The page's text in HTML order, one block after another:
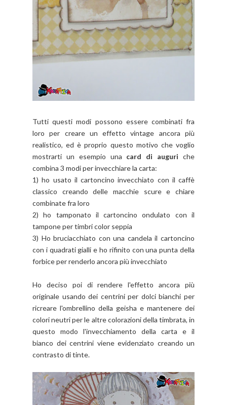
Tutti questi modi possono essere combinati fra
loro per creare un effetto vintage ancora più
realistico, ed è proprio questo motivo che voglio
mostrarti un esempio una card di auguriche
combina 3 modi per invecchiare la carta:
1) ho usato il cartoncino invecchiato con il caffè
classico creando delle macchie scure e chiare
combinate fra loro
2) ho tamponato il cartoncino ondulato con il
tampone per timbri color seppia
3) Ho bruciacchiato con una candela il cartoncino
con i quadrati gialli e ho rifinito con una punta della
forbice per renderlo ancora più invecchiato
Ho deciso poi di rendere l'effetto ancora più
originale usando dei centrini per dolci bianchi per
ricreare l'ombrellino della geisha e mantenere dei
colori neutri per le altre colorazioni della timbrata, in
questo modo l'invecchiamento della carta e il
bianco dei centrini viene evidenziato creando un
contrasto di tinte.